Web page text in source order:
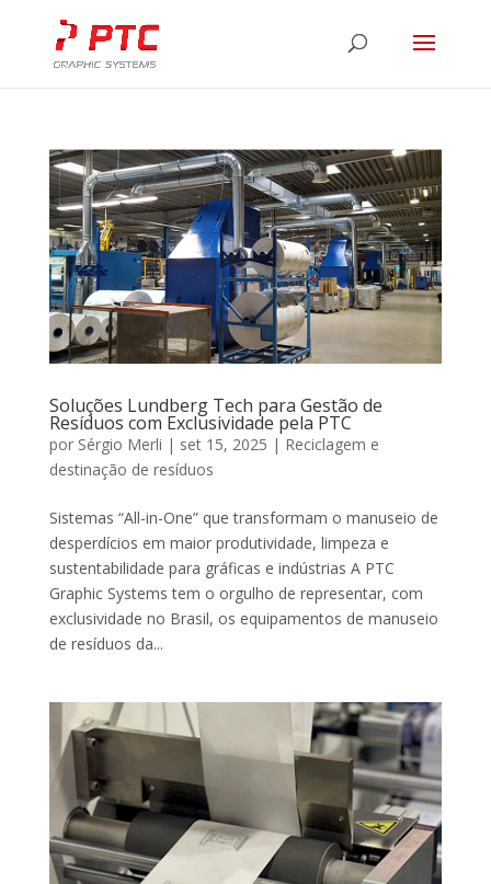
Soluções Lundberg Tech para Gestão de
Resíduos com Exclusividade pela PTC
por Sérgio Merli | set 15, 2025 | Reciclagem e
destinação de resíduos
Sistemas “All-in-One” que transformam o manuseio de
desperdícios em maior produtividade, limpeza e
sustentabilidade para gráficas e indústrias A PTC
Graphic Systems tem o orgulho de representar, com
exclusividade no Brasil, os equipamentos de manuseio
de resíduos da...